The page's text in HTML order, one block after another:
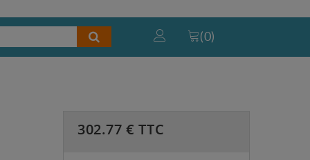
(0)
302.77 € TTC